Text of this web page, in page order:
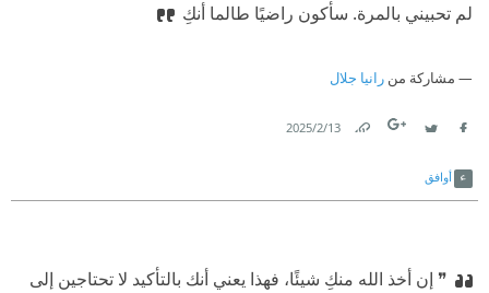
لم تحبيني بالمرة. سأكون راضيًا طالما أنكِ
مشاركة من رانيا جلال
13‏/2‏/2025
أوافق
❞ إن أخذ الله منكِ شيئًا، فهذا يعني أنك بالتأكيد لا تحتاجين إلى